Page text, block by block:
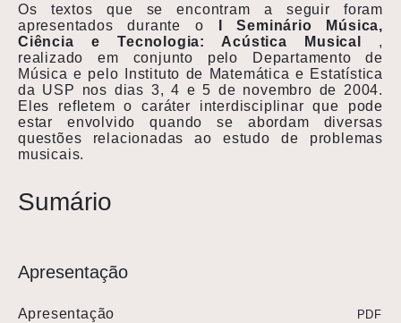
Os textos que se encontram a seguir foram
apresentados durante o
I Seminário Música,
Ciência e Tecnologia: Acústica Musical
,
realizado em conjunto pelo Departamento de
Música e pelo Instituto de Matemática e Estatística
da USP nos dias 3, 4 e 5 de novembro de 2004.
Eles refletem o caráter interdisciplinar que pode
estar envolvido quando se abordam diversas
questões relacionadas ao estudo de problemas
musicais.
Sumário
Apresentação
Apresentação PDF